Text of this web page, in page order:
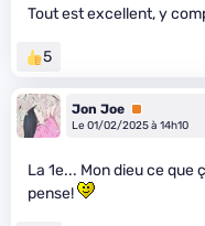
Tout est excellent, y
5
Jon Joe Premium
Le 01/02/2025 à 14h10
La 1e... Mon dieu ce que
pense!